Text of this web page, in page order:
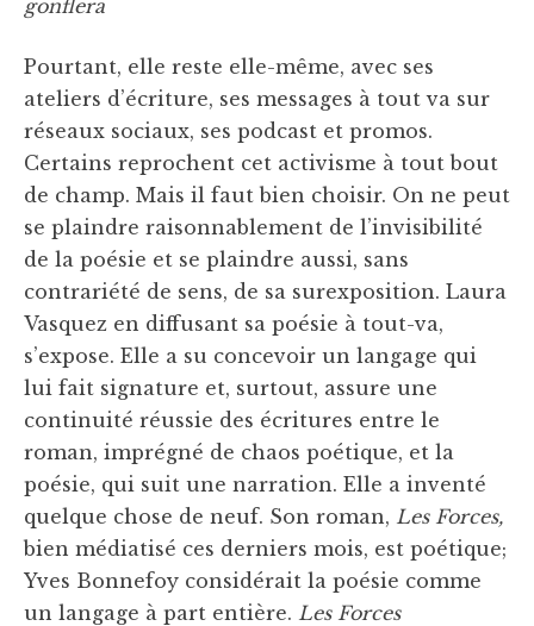
gonflera
Pourtant, elle reste elle-même, avec ses
ateliers d’écriture, ses messages à tout va sur
réseaux sociaux, ses podcast et promos.
Certains reprochent cet activisme à tout bout
de champ. Mais il faut bien choisir. On ne peut
se plaindre raisonnablement de l’invisibilité
de la poésie et se plaindre aussi, sans
contrariété de sens, de sa surexposition. Laura
Vasquez en diffusant sa poésie à tout-va,
s’expose. Elle a su concevoir un langage qui
lui fait signature et, surtout, assure une
continuité réussie des écritures entre le
roman, imprégné de chaos poétique, et la
poésie, qui suit une narration. Elle a inventé
quelque chose de neuf. Son roman, Les Forces,
bien médiatisé ces derniers mois, est poétique;
Yves Bonnefoy considérait la poésie comme
un langage à part entière. Les Forces